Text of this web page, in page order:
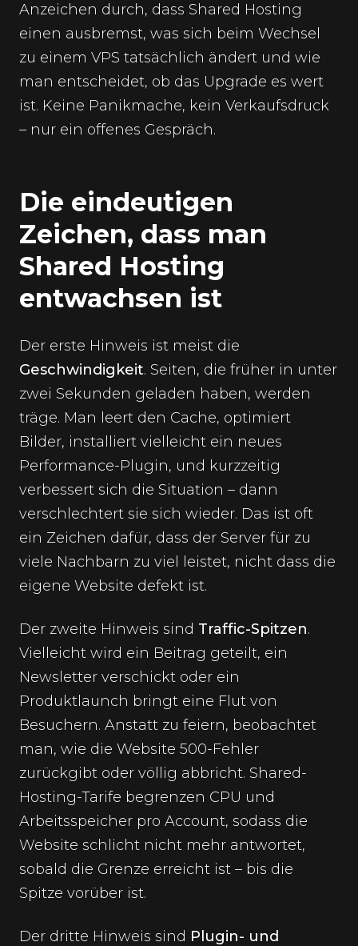
Anzeichen durch, dass Shared Hosting
einen ausbremst, was sich beim Wechsel
zu einem VPS tatsächlich ändert und wie
man entscheidet, ob das Upgrade es wert
ist. Keine Panikmache, kein Verkaufsdruck
– nur ein offenes Gespräch.
Die eindeutigen
Zeichen, dass man
Shared Hosting
entwachsen ist
Der erste Hinweis ist meist die
Geschwindigkeit. Seiten, die früher in unter
zwei Sekunden geladen haben, werden
träge. Man leert den Cache, optimiert
Bilder, installiert vielleicht ein neues
Performance-Plugin, und kurzzeitig
verbessert sich die Situation – dann
verschlechtert sie sich wieder. Das ist oft
ein Zeichen dafür, dass der Server für zu
viele Nachbarn zu viel leistet, nicht dass die
eigene Website defekt ist.
Der zweite Hinweis sind Traffic-Spitzen.
Vielleicht wird ein Beitrag geteilt, ein
Newsletter verschickt oder ein
Produktlaunch bringt eine Flut von
Besuchern. Anstatt zu feiern, beobachtet
man, wie die Website 500-Fehler
zurückgibt oder völlig abbricht. Shared-
Hosting-Tarife begrenzen CPU und
Arbeitsspeicher pro Account, sodass die
Website schlicht nicht mehr antwortet,
sobald die Grenze erreicht ist – bis die
Spitze vorüber ist.
Der dritte Hinweis sind Plugin- und